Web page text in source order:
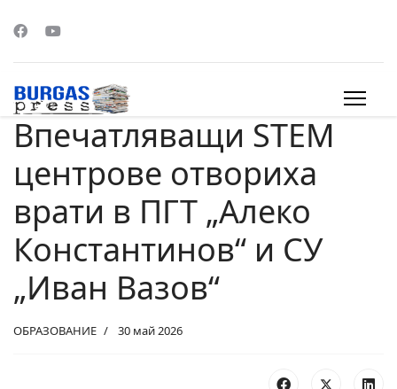
Впечатляващи STEM
центрове отвориха
врати в ПГТ „Алеко
Константинов“ и СУ
„Иван Вазов“
ОБРАЗОВАНИЕ 30 май 2026